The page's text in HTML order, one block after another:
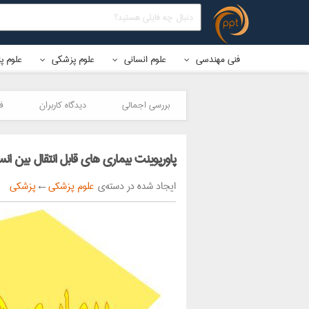
فنی مهندسی علوم انسانی علوم پزشکی علوم
بررسی اجمالی دیدگاه کاربران
پاورپوینت بيماري هاي قابل انتقال بين
ایجاد شده در دسته‌ی علوم پزشکی←پزشکی